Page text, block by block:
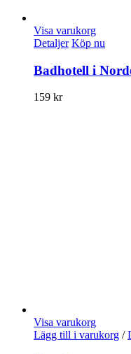
Visa varukorg
Detaljer Köp nu
Badhotell i
159 kr
Visa varukorg
Lägg till i varukorg /